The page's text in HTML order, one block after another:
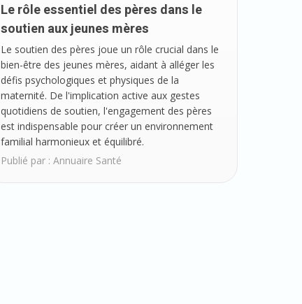
Le rôle essentiel des pères dans le
soutien aux jeunes mères
Le soutien des pères joue un rôle crucial dans le
bien-être des jeunes mères, aidant à alléger les
défis psychologiques et physiques de la
maternité. De l'implication active aux gestes
quotidiens de soutien, l'engagement des pères
est indispensable pour créer un environnement
familial harmonieux et équilibré.
Publié par : Annuaire Santé